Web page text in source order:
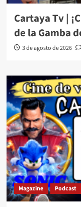
Cartaya Tv |
de la Gamba
3 de agosto de 2026
Magazine Podcast